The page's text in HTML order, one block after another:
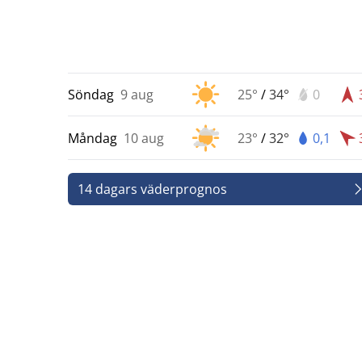
Söndag 9 aug 25° /34° 0
Måndag 10 aug 23° /32° 0,1
14 dagars väderprognos